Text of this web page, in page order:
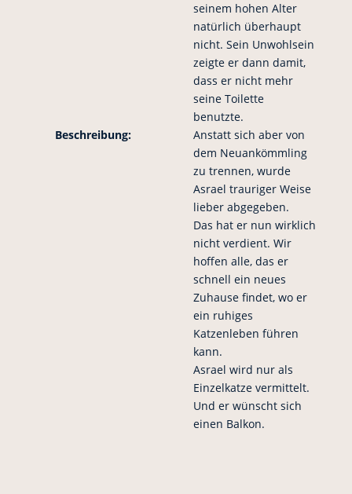
Beschreibung:
seinem hohen Alter
natürlich überhaupt
nicht. Sein Unwohlsein
zeigte er dann damit,
dass er nicht mehr
seine Toilette
benutzte.
Anstatt sich aber von
dem Neuankömmling
zu trennen, wurde
Asrael trauriger Weise
lieber abgegeben.
Das hat er nun wirklich
nicht verdient. Wir
hoffen alle, das er
schnell ein neues
Zuhause findet, wo er
ein ruhiges
Katzenleben führen
kann.
Asrael wird nur als
Einzelkatze vermittelt.
Und er wünscht sich
einen Balkon.